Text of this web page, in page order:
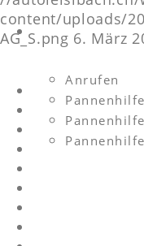
KONTAKT
Anrufen
content/uploads/
AG_S.png 6. März